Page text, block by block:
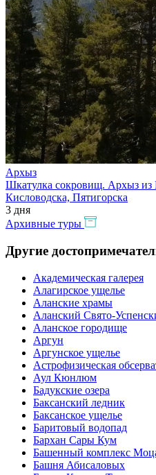
Архыз
Шкатулка сокровищ. Архыз
Кисловодска, Пятигорска
3 дня
Архивные туры
Другие
Академическая галерея
Алагирское ущелье
Аланские храмы
Аланский Свято-
Аланское городище
Аргун
Аргунское ущелье
Астрофизическая
Аул Кюнлюм
Бадукские озера
Баксанский ледник
Баксанское ущелье
Баритовый водопад
Бархан Сары Кум
Башенный комплекс
Башня Абисаловых